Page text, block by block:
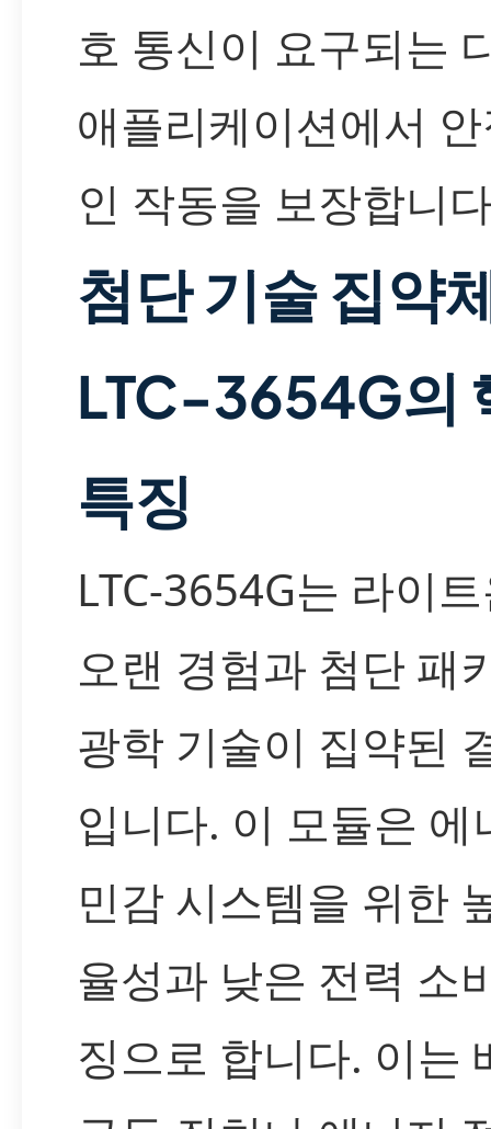
호 통신이 요구되는
애플리케이션에서
인 작동을 보장합니
첨단 기술 집약
LTC-3654G의
특징
LTC-3654G는 라이
오랜 경험과 첨단 패
광학 기술이 집약된
입니다. 이 모듈은 에
민감 시스템을 위한
율성과 낮은 전력 소
징으로 합니다. 이는